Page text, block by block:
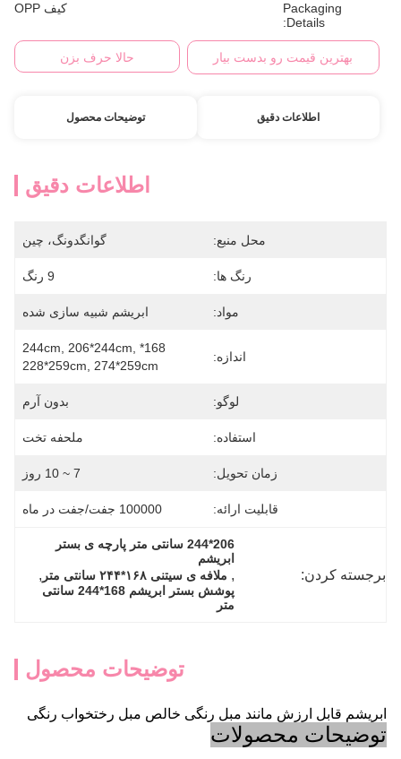
Packaging
Details:
کیف OPP
بهترین قیمت رو بدست بیار حالا حرف بزن
اطلاعات دقیق توضیحات محصول
اطلاعات دقیق
محل منبع: گوانگدونگ، چین
رنگ ها: 9 رنگ
مواد: ابریشم شبیه سازی شده
اندازه:
168*244cm, 206*244cm,
228*259cm, 274*259cm
لوگو: بدون آرم
استفاده: ملحفه تخت
زمان تحویل: 7 ~ 10 روز
قابلیت ارائه: 100000 جفت/جفت در ماه
برجسته کردن:
ابریشم
, ملافه ی سیتنی ۱۶۸*۲۴۴ سانتی متر ,
متر
توضیحات محصول
ابریشم قابل ارزش مانند مبل رنگی خالص مبل رختخواب رنگی
توضیحات محصولات